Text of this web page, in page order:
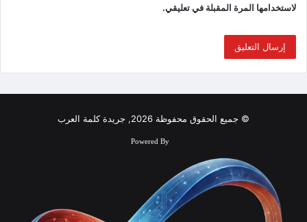
لاستخدامها المرة المقبلة في تعليقي.
© جميع الحقوق محفوظة 2026, جريدة كلمة العرب